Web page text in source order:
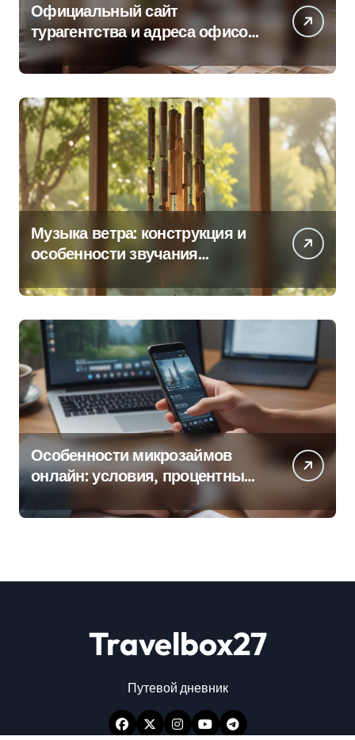
Официальный сайт
турагентства и адреса офисов
продаж по регионам
Музыка ветра: конструкция и
особенности звучания
Особенности микрозаймов
онлайн: условия, процентные
ставки и порядок оформления
Travelbox27
Путевой дневник